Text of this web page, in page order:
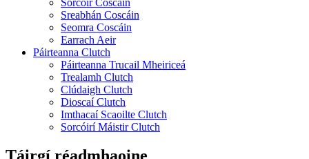
Sreabhán Coscáin
Seomra Coscáin
Earrach Aeir
Páirteanna Clutch
Páirteanna Trucail Mheiriceá
Trealamh Clutch
Clúdaigh Clutch
Dioscaí Clutch
Imthacaí Scaoilte Clutch
Sorcóirí Máistir Clutch